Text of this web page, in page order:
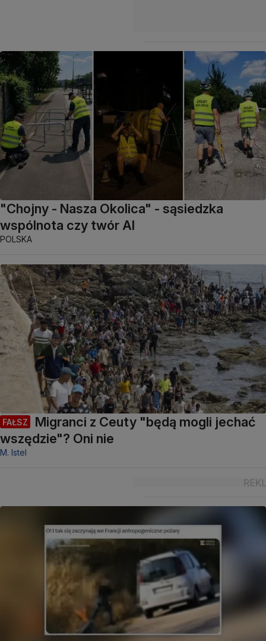
"Chojny - Nasza Okolica" - sąsiedzka
wspólnota czy twór AI
POLSKA
FAŁSZ
Migranci z Ceuty "będą mogli jechać
wszędzie"? Oni nie
M. Istel